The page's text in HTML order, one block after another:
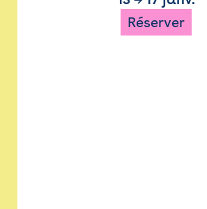
Réserver